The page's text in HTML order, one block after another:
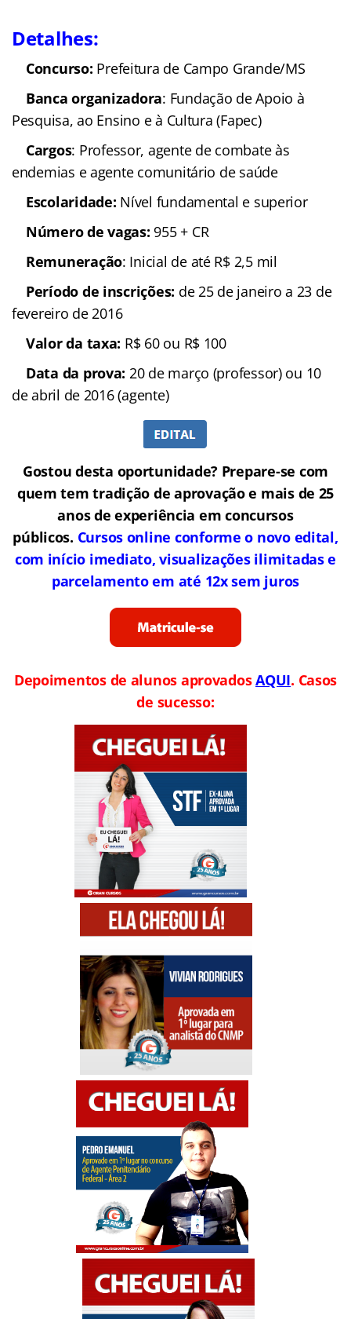
Detalhes:
Concurso: Prefeitura de Campo Grande/MS
Banca organizadora: Fundação de Apoio à
Pesquisa, ao Ensino e à Cultura (Fapec)
Cargos: Professor, agente de combate às
endemias e agente comunitário de saúde
Escolaridade: Nível fundamental e superior
Número de vagas: 955 + CR
Remuneração: Inicial de até R$ 2,5 mil
Período de inscrições: de 25 de janeiro a 23 de
fevereiro de 2016
Valor da taxa: R$ 60 ou R$ 100
Data da prova: 20 de março (professor) ou 10
de abril de 2016 (agente)
Gostou desta oportunidade? Prepare-se com
quem tem tradição de aprovação e mais de 25
anos de experiência em concursos
públicos. Cursos online conforme o novo edital,
com início imediato, visualizações ilimitadas e
parcelamento em até 12x sem juros
Depoimentos de alunos aprovadosAQUI. Casos
de sucesso: